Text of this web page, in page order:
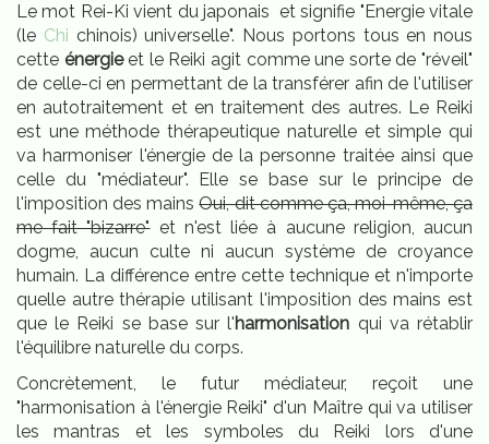
Le mot Rei-Ki vient du japonais et signifie "Energie vitale
(le Chi chinois) universelle". Nous portons tous en nous
cette énergieet le Reiki agit comme une sorte de "réveil"
de celle-ci en permettant de la transférer afin de l'utiliser
en autotraitement et en traitement des autres. Le Reiki
est une méthode thérapeutique naturelle et simple qui
va harmoniser l'énergie de la personne traitée ainsi que
celle du "médiateur". Elle se base sur le principe de
l'imposition des mainsOui, dit comme ça, moi-même, ça
me fait "bizarre"et n'est liée à aucune religion, aucun
dogme, aucun culte ni aucun système de croyance
humain. La différence entre cette technique et n'importe
quelle autre thérapie utilisant l'imposition des mains est
que le Reiki se base sur l'harmonisation qui va rétablir
l'équilibre naturelle du corps.
Concrètement, le futur médiateur, reçoit une
"harmonisation à l'énergie Reiki" d'un Maître qui va utiliser
les mantras et les symboles du Reiki lors d'une